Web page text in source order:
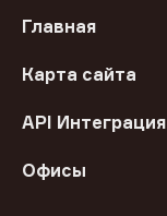
Главная
Карта сайта
API Интеграция
Офисы